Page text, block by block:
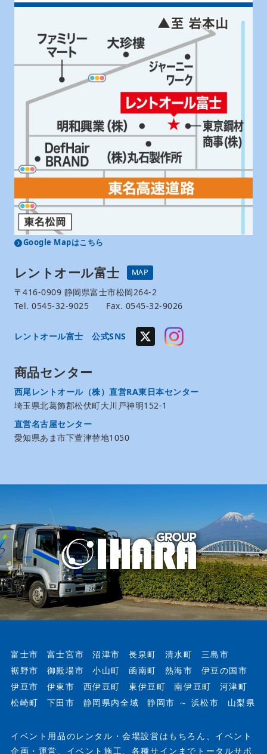
Google Mapはこちら
レントオール富士 MAP
〒416-0909 静岡県富士市松岡264-2
Tel. 0545-32-9025 Fax. 0545-32-9026
レントオール富士 公式SNS
商品センター
西尾レントオール（株）直営RA東日本センター
埼玉県北葛飾郡松伏町大川戸神明152-1
直営名古屋センター
愛知県あま市下萱津替地1050
富士市 富士宮市 沼津市 長泉町 清水町
三島市
裾野市
御殿場市 小山町 函南町 熱海市
伊豆の国市
伊豆市
伊東市 西伊豆町 東伊豆町 南伊豆町
河津町
松崎町
下田市 静岡県内全域 静岡市 ～ 浜松市 山梨県
イベント用品のレンタル・会場設営はもちろん、イベント
企画・運営、イベント施工、各種サインまでトータルサポ